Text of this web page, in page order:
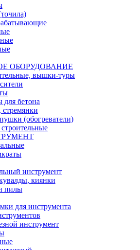
ОБОРУДОВАНИЕ
вышки-туры
для бетона
(обогреватели)
инструмент
киянки
пилы
для инструмента
инструмент